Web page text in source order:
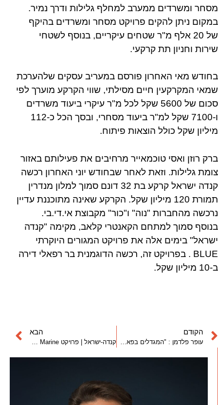
מסחר ומשרדים ממערב למחלף גלילות ודרך נמיר.
במקום ניתן להקים פרויקט מסחר ומשרדים בהיקף
של 20 אלף מ"ר שטחים עיקריים, בנוסף לשטחי
שירות וחניון תת קרקעי.
בחודש מאי האחרון פורסם במעריב עסקים שלהערכת
שמאי המקרקעין חיים מסילתי, שווי הקרקע מוערך לפי
סכום של 5600 שקל לכל מ"ר עיקרי ביעוד משרדים
ו-7100 שקל למ"ר ביעוד מסחרי, ובסך הכל כ-112
מיליון שקל כולל הוצאות פיתוח.
ברק רוזן ואסי טוכמאייר מרחיבים את פעילותם באזור
צומת גלילות. וזאת לאחר שבחודש יוני האחרון רכשה
קנדה ישראל קרקע בת 32 דונם סמוך למלון מנדרין
תמורת 120 מיליון שקל. הקרקע שאינה מתוכננת עדיין
נרכשה מהחברות "נוה" ו"כור" מקבוצת אי.די.בי.
בנוסף סמוך למתחם הקאנטרי קלאב, מקימה "קנדה
ישראל" בימים אלה את פרויקט המגורים היוקרתי
BLUE . בפרויקט זה, רכשה הדוגמנית בר רפאלי דירה
ב-10 מיליון שקל.
הקודם הבא